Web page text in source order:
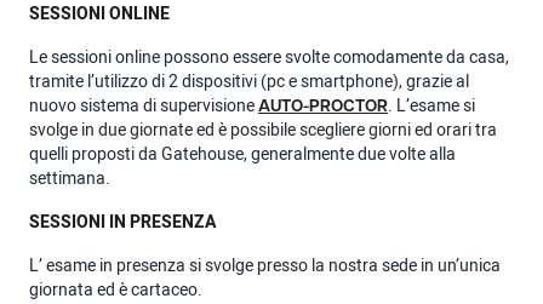
SESSIONI ONLINE
Le sessioni online possono essere svolte comodamente da casa,
tramite l’utilizzo di 2 dispositivi (pc e smartphone), grazie al
nuovo sistema di supervisione AUTO-PROCTOR. L’esame si
svolge in due giornate ed è possibile scegliere giorni ed orari tra
quelli proposti da Gatehouse, generalmente due volte alla
settimana.
SESSIONI IN PRESENZA
L’ esame in presenza si svolge presso la nostra sede in un’unica
giornata ed è cartaceo.